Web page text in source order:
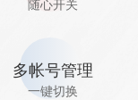
随心开关
多帐号管理
一键切换